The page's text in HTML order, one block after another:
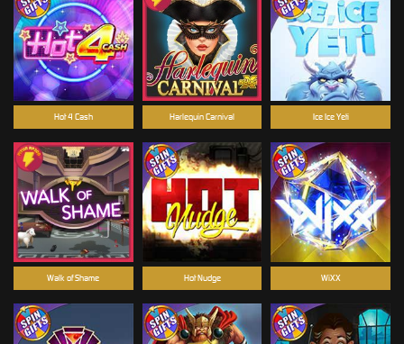
Hot Nudge WiXX
Hot 4 Cash Harlequin Carnival
Walk of Shame
Ice Ice Yeti